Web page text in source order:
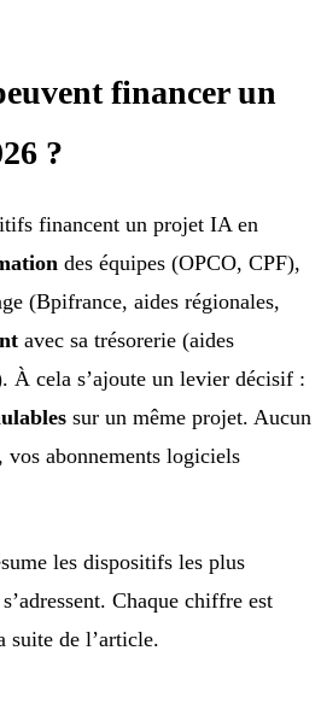
financer un
?
financent un projet IA en
des équipes (OPCO, CPF),
(Bpifrance, aides régionales,
avec sa trésorerie (aides
À cela s’ajoute un levier décisif :
sur un même projet. Aucun
vos abonnements logiciels
les dispositifs les plus
Chaque chiffre est
suite de l’article.